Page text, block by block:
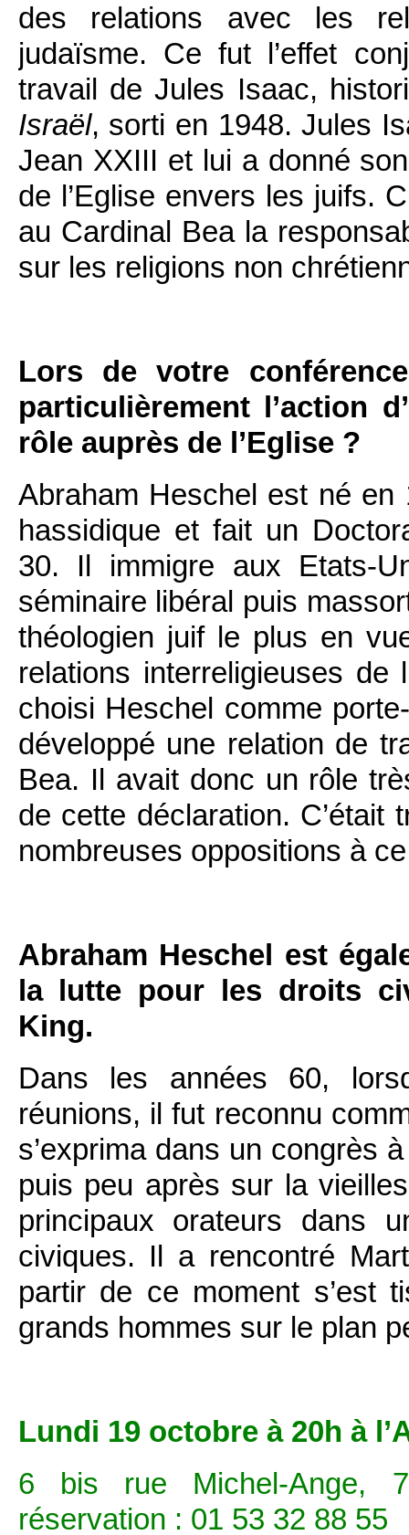
des relations avec les
judaïsme. Ce fut l’effet
travail de Jules Isaac,
Israël, sorti en 1948. Jules
Jean XXIII et lui a donné
de l’Eglise envers les juifs.
au Cardinal Bea la
sur les religions non
Lors de votre
particulièrement l’action
rôle auprès de l’Eglise ?
Abraham Heschel est né
hassidique et fait un
30. Il immigre aux Etats-
séminaire libéral puis
théologien juif le plus en
relations interreligieuses de
choisi Heschel comme
développé une relation de
Bea. Il avait donc un rôle
de cette déclaration. C’était
nombreuses oppositions à
Abraham Heschel est
la lutte pour les droits
King.
Dans les années 60,
réunions, il fut reconnu
s’exprima dans un congrès
puis peu après sur la
principaux orateurs dans
civiques. Il a rencontré
partir de ce moment s’est
grands hommes sur le plan
Lundi 19 octobre à 20h à
6 bis rue Michel-Ange,
réservation : 01 53 32 88 55